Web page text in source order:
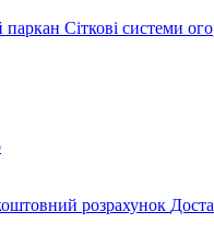
паркан Сіткові системи
розрахунок